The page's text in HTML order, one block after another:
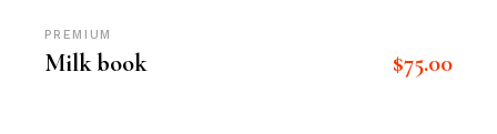
PREMIUM
Milk book $75.00